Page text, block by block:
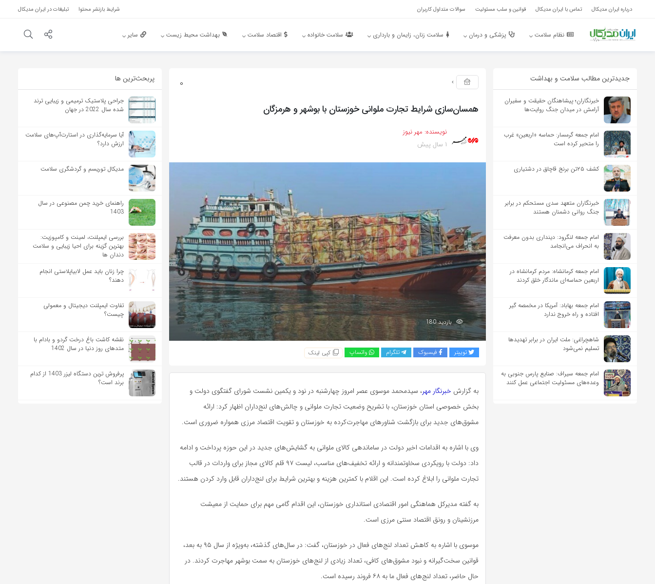
درباره ایران مدیکال تماس با ایران مدیکال قوانین و سلب مسئولیت سوالات متداول کاربران شرایط بازنشر محتوا تبلیغات در ایران مدیکال
نظام سلامت پزشکی و درمان سلامت زنان، زایمان و بارداری سلامت خانواده اقتصاد سلامت بهداشت محیط زیست سایر
جدیدترین مطالب سلامت و بهداشت
خبرنگاران؛ پیشاهنگان حقیقت و سفیران
آرامش در میدان جنگ روایت‌ها
امام جمعه گرمسار: حماسه «اربعین» غرب
را متحیر کرده است
کشف ۲۵تن برنج قاچاق در دشتیاری
خبرنگاران متعهد سدی مستحکم در برابر
جنگ روانی دشمنان هستند
امام جمعه لنگرود: دینداری بدون معرفت
به انحراف می‌انجامد
امام جمعه کرمانشاه: مردم کرمانشاه در
اربعین حماسه‌ای ماندگار خلق کردند
امام جمعه بهاباد: آمریکا در مخمصه گیر
افتاده و راه خروج ندارد
شاهچراغی: ملت ایران در برابر تهدیدها
تسلیم نمی‌شود
امام جمعه سیراف: صنایع پارس جنوبی به
وعده‌های مسئولیت اجتماعی عمل کنند
0
همسان‌سازی شرایط تجارت ملوانی خوزستان با بوشهر و هرمزگان
نویسنده: مهر نیوز
1 سال پیش
بازدید 180
توییتر فیسبوک تلگرام واتساپ کپی لینک
به گزارش خبرنگار مهر، سیدمحمد موسوی عصر امروز چهارشنبه در نود و یکمین نشست شورای گفتگوی دولت و
بخش خصوصی استان خوزستان، با تشریح وضعیت تجارت ملوانی و چالش‌های لنج‌داران اظهار کرد: ارائه
مشوق‌های جدید برای بازگشت شناورهای مهاجرت‌کرده به خوزستان و تقویت اقتصاد مرزی همواره ضروری است.
وی با اشاره به اقدامات اخیر دولت در ساماندهی کالای ملوانی به گشایش‌های جدید در این حوزه پرداخت و ادامه
داد: دولت با رویکردی سخاوتمندانه و ارائه تخفیف‌های مناسب، لیست ۹۷ قلم کالای مجاز برای واردات در قالب
تجارت ملوانی را ابلاغ کرده است. این اقلام با کمترین هزینه و بهترین شرایط برای لنج‌داران قابل وارد کردن هستند.
به گفته مدیرکل هماهنگی امور اقتصادی استانداری خوزستان، این اقدام گامی مهم برای حمایت از معیشت
مرزنشینان و رونق اقتصاد سنتی مرزی است.
موسوی با اشاره به کاهش تعداد لنج‌های فعال در خوزستان، گفت: در سال‌های گذشته، به‌ویژه از سال ۹۵ به بعد،
قوانین سخت‌گیرانه و نبود مشوق‌های کافی، تعداد زیادی از لنج‌های خوزستان به سمت بوشهر مهاجرت کردند. در
حال حاضر، تعداد لنج‌های فعال ما به ۶۸ فروند رسیده است.
پربحث‌‌ترین ها
جراحی پلاستیک ترمیمی و زیبایی ترند
شده سال 2022 در جهان
آیا سرمایه‌گذاری در استارت‌آپ‌های سلامت
ارزش دارد؟
مدیکال توریسم و گردشگری سلامت
راهنمای خرید چمن مصنوعی در سال
1403
بررسی ایمپلنت، لمینت و کامپوزیت:
بهترین گزینه برای احیا زیبایی و سلامت
دندان ها
چرا زنان باید عمل لابیاپلاستی انجام
دهند؟
تفاوت ایمپلنت دیجیتال و معمولی
چیست؟
نقشه کاشت باغ درخت گردو و بادام با
متدهای روز دنیا در سال 1402
پرفروش ترین دستگاه لیزر 1403 از کدام
برند است؟